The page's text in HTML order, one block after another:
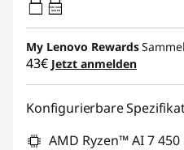
65W-100W
USB PD
My Lenovo Rewards
43€ Jetzt anmelden
Konfigurierbare
AMD Ryzen™ AI 7